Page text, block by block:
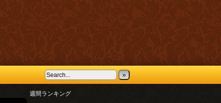
»
週間ランキング